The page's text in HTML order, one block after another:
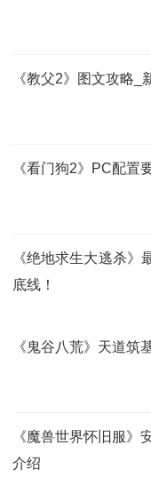
《教父2》图文攻略_
《看门狗2》PC配置
《绝地求生大逃杀
底线！
《鬼谷八荒》天道筑
《魔兽世界怀旧服》
介绍